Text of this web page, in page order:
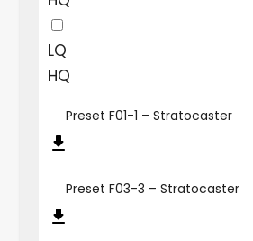
LQ
HQ
Preset F01-1 – Stratocaster
Preset F03-3 – Stratocaster